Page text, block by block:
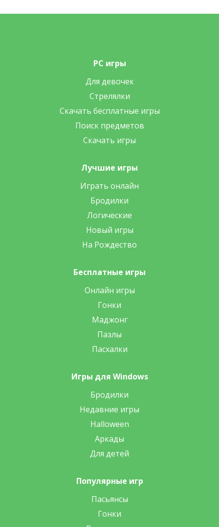
PC игры
Для девочек
Стрелялки
Скачать бесплатные игры
Поиск предметов
Скачать игры
Лучшие игры
Играть онлайн
Бродилки
Логические
Новый игры
На Рождество
Бесплатные игры
Онлайн игры
Гонки
Маджонг
Пазлы
Пасхалки
Игры для Windows
Бродилки
Недавние игры
Halloween
Аркады
Для детей
Популярные игр
Пасьянсы
Гонки